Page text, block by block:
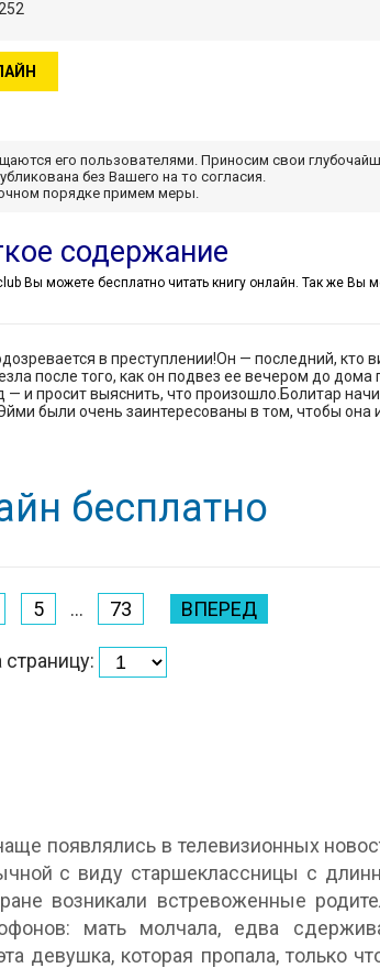
252
его пользователями. Приносим свои
без Вашего на то согласия.
порядке примем меры.
содержание
Вы можете бесплатно читать книгу онлайн. Так же Вы
в преступлении!Он — последний, кто
после того, как он подвез ее вечером до дома
и просит выяснить, что произошло.Болитар
были очень заинтересованы в том, чтобы она
бесплатно
5 ... 73 ВПЕРЕД
появлялись в телевизионных
с виду старшеклассницы с
возникали встревоженные
мать молчала, едва
девушка, которая пропала, только